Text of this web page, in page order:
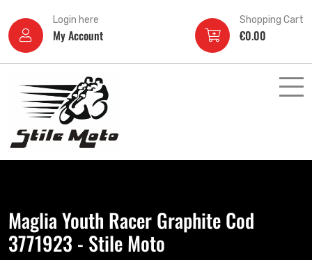
Login here
My Account
Shopping Cart
€0.00
Maglia Youth Racer Graphite Cod
3771923 - Stile Moto